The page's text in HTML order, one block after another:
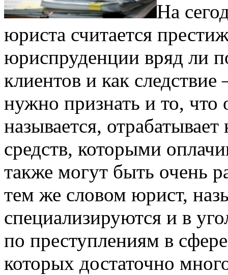
На
юриста считается
юриспруденции вряд ли
клиентов и как
нужно признать и то, что
называется,
средств, которыми
также могут быть очень
тем же словом юрист,
специализируются и в
по преступлениям в
которых достаточно